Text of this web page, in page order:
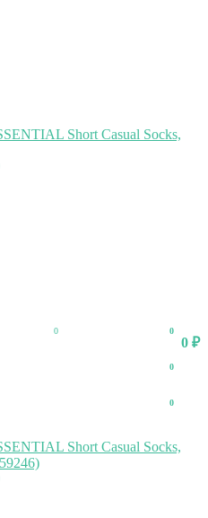
0
0 ₽
0
0
0
Short Casual Socks,
Short Casual Socks,